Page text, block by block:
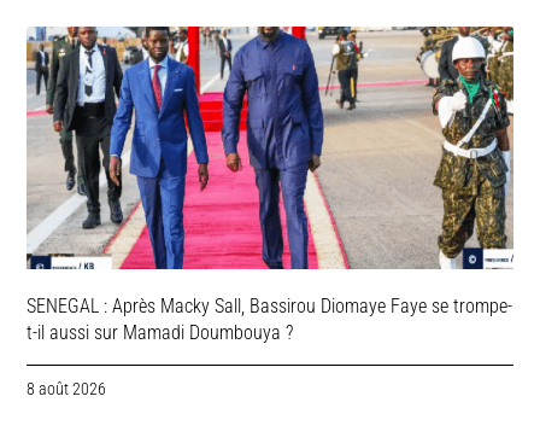
SENEGAL : Après Macky Sall, Bassirou Diomaye Faye se trompe-
t-il aussi sur Mamadi Doumbouya ?
8 août 2026